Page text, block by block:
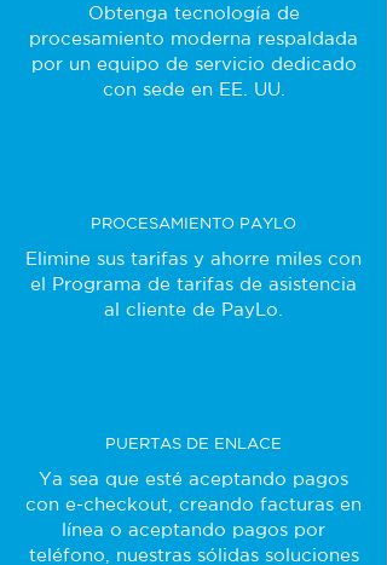
Obtenga tecnología de
procesamiento moderna respaldada
por un equipo de servicio dedicado
con sede en EE. UU.
PROCESAMIENTO PAYLO
Elimine sus tarifas y ahorre miles con
el Programa de tarifas de asistencia
al cliente de PayLo.
PUERTAS DE ENLACE
Ya sea que esté aceptando pagos
con e-checkout, creando facturas en
línea o aceptando pagos por
teléfono, nuestras sólidas soluciones